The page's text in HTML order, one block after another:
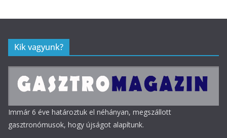
Kik vagyunk?
Immár 6 éve határoztuk el néhányan, megszállott
gasztronómusok, hogy újságot alapítunk.